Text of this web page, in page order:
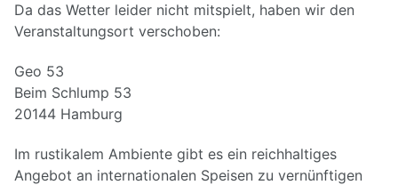
Da das Wetter leider nicht mitspielt, haben wir den
Veranstaltungsort verschoben:
Geo 53
Beim Schlump 53
20144 Hamburg
Im rustikalem Ambiente gibt es ein reichhaltiges
Angebot an internationalen Speisen zu vernünftigen